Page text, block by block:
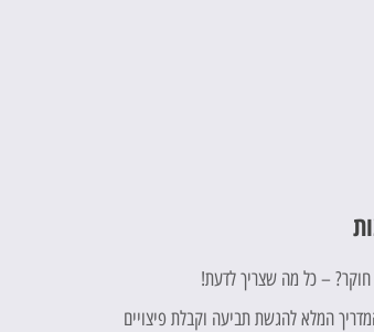
– כל מה שצריך לדעת!
המלא להגשת תביעה וקבלת פיצויים